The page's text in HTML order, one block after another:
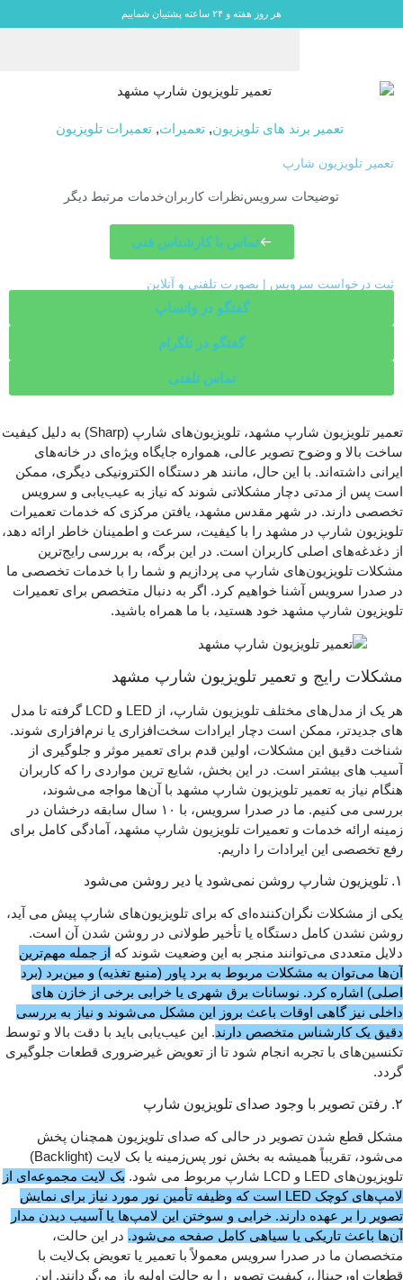
هر روز هفته و ۲۴ ساعته پشتیبان شماییم
تعمیر برند های تلویزیون,تعمیرات,تعمیرات تلویزیون
تعمیر تلویزیون شارپ
توضیحات سرویسنظرات کاربرانخدمات مرتبط دیگر
تماس با کارشناس فنی
ثبت درخواست سرویس | بصورت تلفنی و آنلاین
گفتگو در واتساپ
گفتگو در تلگرام
تماس تلفنی
تعمیر تلویزیون شارپ مشهد، تلویزیون‌های شارپ (Sharp) به دلیل کیفیت
ساخت بالا و وضوح تصویر عالی، همواره جایگاه ویژه‌ای در خانه‌های
ایرانی داشته‌اند. با این حال، مانند هر دستگاه الکترونیکی دیگری، ممکن
است پس از مدتی دچار مشکلاتی شوند که نیاز به عیب‌یابی و سرویس
تخصصی دارند. در شهر مقدس مشهد، یافتن مرکزی که خدمات تعمیرات
تلویزیون شارپ در مشهد را با کیفیت، سرعت و اطمینان خاطر ارائه دهد،
از دغدغه‌های اصلی کاربران است. در این برگه، به بررسی رایج‌ترین
مشکلات تلویزیون‌های شارپ می‌ پردازیم و شما را با خدمات تخصصی ما
در صدرا سرویس آشنا خواهیم کرد. اگر به دنبال متخصص برای تعمیرات
تلویزیون شارپ مشهد خود هستید، با ما همراه باشید.
مشکلات رایج و تعمیر تلویزیون شارپ مشهد
هر یک از مدل‌های مختلف تلویزیون شارپ، از LED و LCD گرفته تا مدل‌
های جدیدتر، ممکن است دچار ایرادات سخت‌افزاری یا نرم‌افزاری شوند.
شناخت دقیق این مشکلات، اولین قدم برای تعمیر موثر و جلوگیری از
آسیب‌ های بیشتر است. در این بخش، شایع‌ ترین مواردی را که کاربران
هنگام نیاز به تعمیر تلویزیون شارپ مشهد با آن‌ها مواجه می‌شوند،
بررسی می‌ کنیم. ما در صدرا سرویس، با ۱۰ سال سابقه درخشان در
زمینه ارائه خدمات و تعمیرات تلویزیون شارپ مشهد، آمادگی کامل برای
رفع تخصصی این ایرادات را داریم.
۱. تلویزیون شارپ روشن نمی‌شود یا دیر روشن می‌شود
یکی از مشکلات نگران‌کننده‌ای که برای تلویزیون‌های شارپ پیش می‌ آید،
روشن نشدن کامل دستگاه یا تأخیر طولانی در روشن شدن آن است.
دلایل متعددی می‌توانند منجر به این وضعیت شوند که از جمله مهم‌ترین
آن‌ها می‌توان به مشکلات مربوط به برد پاور (منبع تغذیه) و مین‌برد (برد
اصلی) اشاره کرد. نوسانات برق شهری یا خرابی برخی از خازن‌ های
داخلی نیز گاهی اوقات باعث بروز این مشکل می‌شوند و نیاز به بررسی
دقیق یک کارشناس متخصص دارند. این عیب‌یابی باید با دقت بالا و توسط
تکنسین‌های با تجربه انجام شود تا از تعویض غیرضروری قطعات جلوگیری
گردد.
۲. رفتن تصویر با وجود صدای تلویزیون شارپ
مشکل قطع شدن تصویر در حالی که صدای تلویزیون همچنان پخش
می‌شود، تقریباً همیشه به بخش نور پس‌زمینه یا بک‌ لایت (Backlight)
تلویزیون‌های LED و LCD شارپ مربوط می‌ شود.
بک‌ لایت مجموعه‌ای از
لامپ‌های کوچک LED است که وظیفه تأمین نور مورد نیاز برای نمایش
تصویر را بر عهده دارند. خرابی و سوختن این لامپ‌ها یا آسیب دیدن مدار
آن‌ها باعث تاریکی یا سیاهی کامل صفحه می‌شود. در این حالت،
متخصصان ما در صدرا سرویس معمولاً با تعمیر یا تعویض بک‌لایت با
قطعات اورجینال، کیفیت تصویر را به حالت اولیه باز می‌گردانند. این